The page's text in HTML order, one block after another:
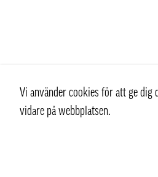
Vi använder cookies för att ge dig
vidare på webbplatsen.